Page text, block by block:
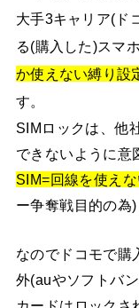
大手3キャリア(ド
る(購入した)スマホ
か使えない縛り設
す。
SIMロックは、他
できないように意
SIM=回線を使え
ー争奪戦目的の為)
なのでドコモで購
外(auやソフトバ